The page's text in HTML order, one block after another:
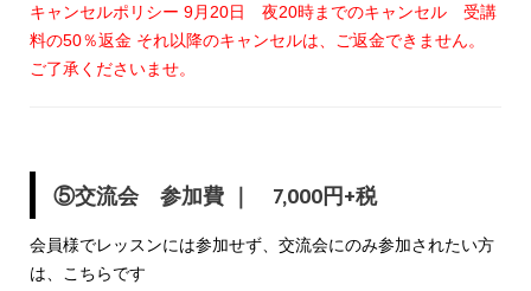
キャンセルポリシー 9月20日 夜20時までのキャンセル 受講
料の50％返金 それ以降のキャンセルは、ご返金できません。
ご了承くださいませ。
⑤交流会 参加費 ｜ 7,000円+税
会員様でレッスンには参加せず、交流会にのみ参加されたい方
は、こちらです